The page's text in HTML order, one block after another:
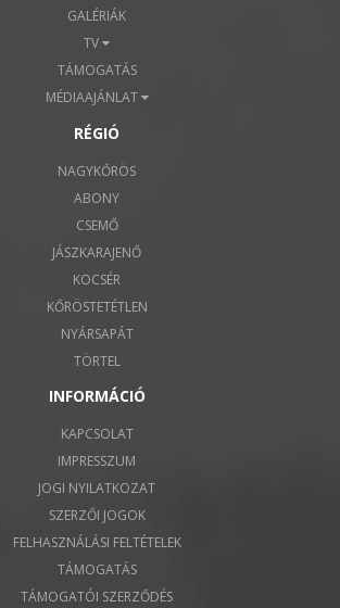
GALÉRIÁK
TV
TÁMOGATÁS
MÉDIAAJÁNLAT
RÉGIÓ
NAGYKŐRÖS
ABONY
CSEMŐ
JÁSZKARAJENŐ
KOCSÉR
KŐRÖSTETÉTLEN
NYÁRSAPÁT
TÖRTEL
INFORMÁCIÓ
KAPCSOLAT
IMPRESSZUM
JOGI NYILATKOZAT
SZERZŐI JOGOK
FELHASZNÁLÁSI FELTÉTELEK
TÁMOGATÁS
TÁMOGATÓI SZERZŐDÉS